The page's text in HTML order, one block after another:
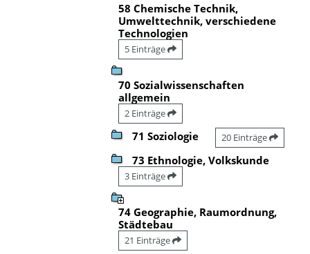
58 Chemische Technik,
Umwelttechnik, verschiedene
Technologien
5 Einträge
70 Sozialwissenschaften
allgemein
2 Einträge
71 Soziologie 20 Einträge
73 Ethnologie, Volkskunde
3 Einträge
74 Geographie, Raumordnung,
Städtebau
21 Einträge